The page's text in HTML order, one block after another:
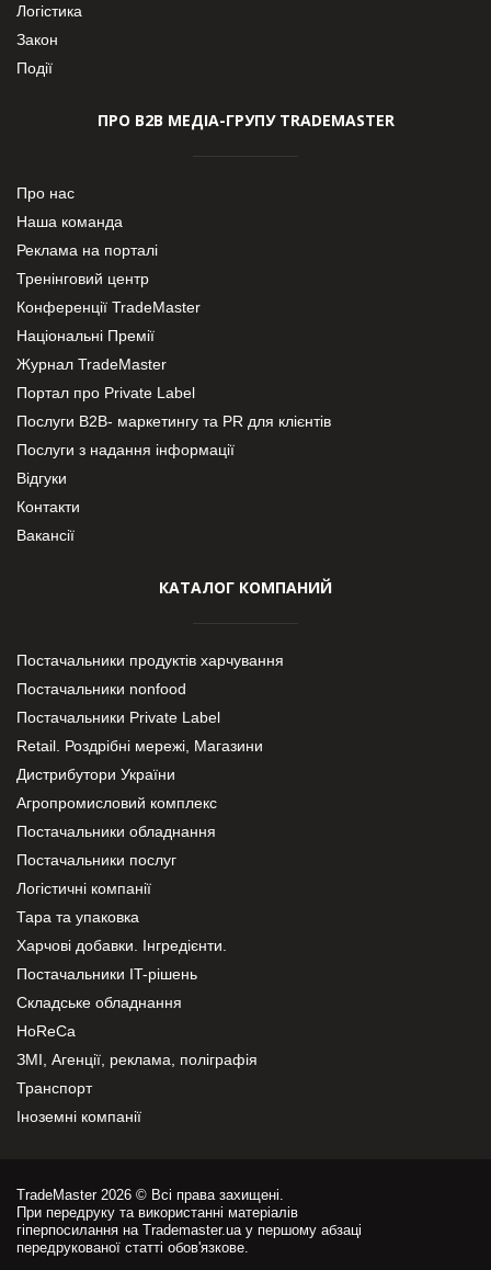
Логістика
Закон
Події
ПРО В2В МЕДІА-ГРУПУ TRADEMASTER
Про нас
Наша команда
Реклама на порталі
Тренінговий центр
Конференції TradeMaster
Національні Премії
Журнал TradeMaster
Портал про Private Label
Послуги В2В- маркетингу та PR для клієнтів
Послуги з надання інформації
Відгуки
Контакти
Вакансії
КАТАЛОГ КОМПАНИЙ
Постачальники продуктів харчування
Постачальники nonfood
Постачальники Private Label
Retail. Роздрібні мережі, Магазини
Дистрибутори України
Агропромисловий комплекс
Постачальники обладнання
Постачальники послуг
Логістичні компанії
Тара та упаковка
Харчові добавки. Інгредієнти.
Постачальники IT-рішень
Складське обладнання
HoReCa
ЗМІ, Агенції, реклама, поліграфія
Транспорт
Іноземні компанії
TradeMaster 2026 © Всі права захищені.
При передруку та використанні матеріалів
гіперпосилання на Trademaster.ua у першому абзаці
передрукованої статті обов'язкове.